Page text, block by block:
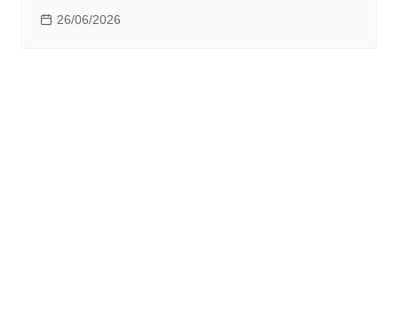
26/06/2026